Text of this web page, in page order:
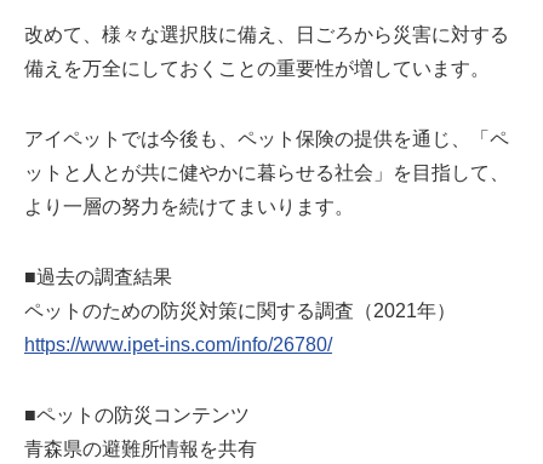
改めて、様々な選択肢に備え、日ごろから災害に対する
備えを万全にしておくことの重要性が増しています。
アイペットでは今後も、ペット保険の提供を通じ、「ペ
ットと人とが共に健やかに暮らせる社会」を目指して、
より一層の努力を続けてまいります。
■過去の調査結果
ペットのための防災対策に関する調査（2021年）
https://www.ipet-ins.com/info/26780/
■ペットの防災コンテンツ
青森県の避難所情報を共有